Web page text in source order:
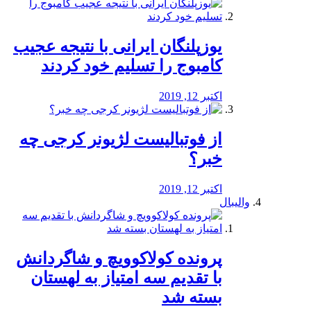
یوزپلنگان ایرانی با نتیجه عجیب
کامبوج را تسلیم خود کردند
اکتبر 12, 2019
از فوتبالیست لژیونر کرجی چه
خبر؟
اکتبر 12, 2019
والیبال
پرونده کولاکوویچ و شاگردانش
با تقدیم سه امتیاز به لهستان
بسته شد